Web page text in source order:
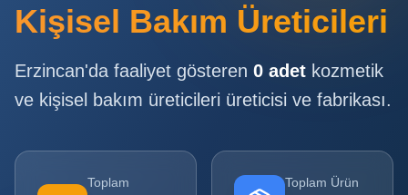
Ana
Tüm
Kişisel Bakım Üreticileri
Erzincan'da faaliyet gösteren 0 adet kozmetik
ve kişisel bakım üreticileri üreticisi ve fabrikası.
Toplam
Toplam Ürün